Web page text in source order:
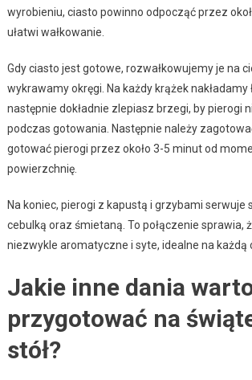
wyrobieniu, ciasto powinno odpocząć przez
ułatwi wałkowanie.
Gdy ciasto jest gotowe, rozwałkowujemy je na
wykrawamy okręgi. Na każdy krążek nakładamy
następnie dokładnie zlepiasz brzegi, by pierogi
podczas gotowania. Następnie należy
gotować pierogi przez około 3-5 minut od
powierzchnię.
Na koniec, pierogi z kapustą i grzybami serwuje
cebulką oraz śmietaną. To połączenie sprawia,
niezwykle aromatyczne i syte, idealne na każdą
Jakie inne dania
przygotować na
stół?